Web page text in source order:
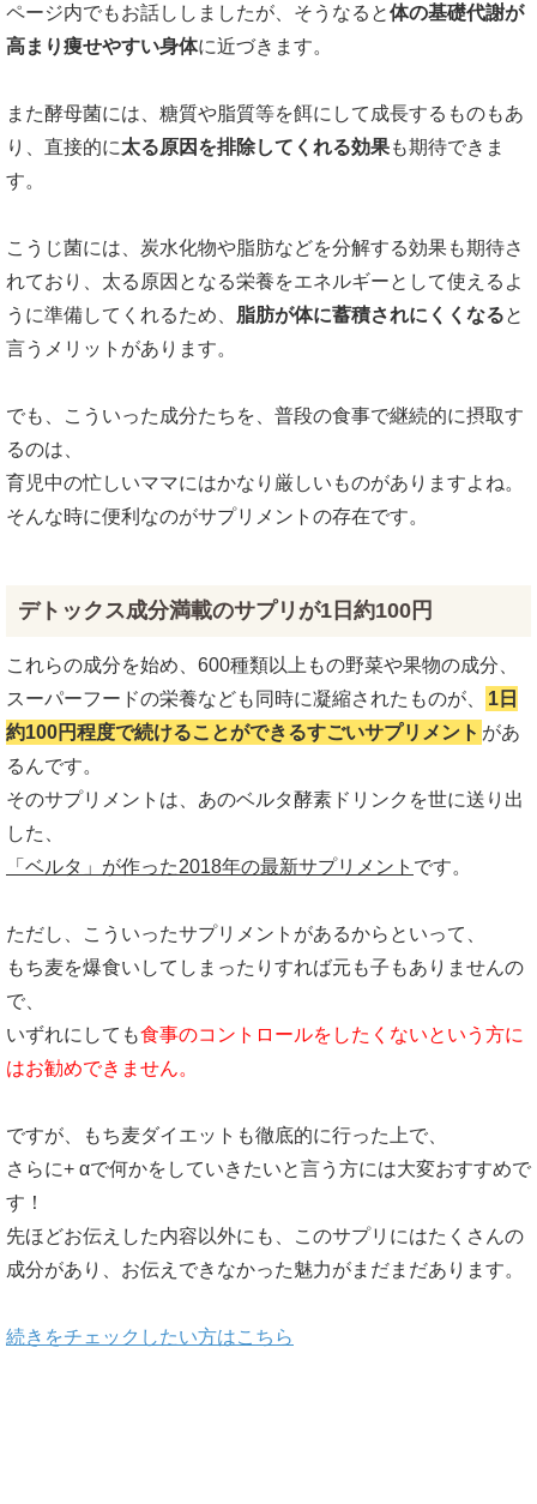
ページ内でもお話ししましたが、そうなると体の基礎代謝が
高まり痩せやすい身体に近づきます。
また酵母菌には、糖質や脂質等を餌にして成長するものもあ
り、直接的に太る原因を排除してくれる効果も期待できま
す。
こうじ菌には、炭水化物や脂肪などを分解する効果も期待さ
れており、太る原因となる栄養をエネルギーとして使えるよ
うに準備してくれるため、 脂肪が体に蓄積されにくくなると
言うメリットがあります。
でも、こういった成分たちを、普段の食事で継続的に摂取す
るのは、
育児中の忙しいママにはかなり厳しいものがありますよね。
そんな時に便利なのがサプリメントの存在です。
デトックス成分満載のサプリが1日約100円
これらの成分を始め、600種類以上もの野菜や果物の成分、
スーパーフードの栄養なども同時に凝縮されたものが、
1日
約100円程度で続けることができるすごいサプリメント があ
るんです。
そのサプリメントは、あのベルタ酵素ドリンクを世に送り出
した、
「ベルタ」が作った2018年の最新サプリメント です。
ただし、こういったサプリメントがあるからといって、
もち麦を爆食いしてしまったりすれば元も子もありませんの
で、
いずれにしても食事のコントロールをしたくないという方に
はお勧めできません。
ですが、もち麦ダイエットも徹底的に行った上で、
さらに+ αで何かをしていきたいと言う方には大変おすすめで
す！
先ほどお伝えした内容以外にも、このサプリにはたくさんの
成分があり、お伝えできなかった魅力がまだまだあります。
続きをチェックしたい方はこちら